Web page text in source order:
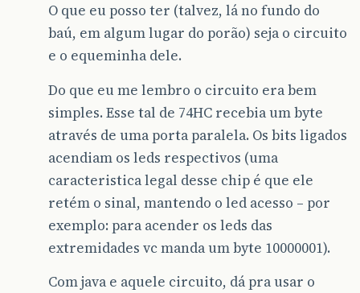
O que eu posso ter (talvez, lá no fundo do
baú, em algum lugar do porão) seja o circuito
e o equeminha dele.
Do que eu me lembro o circuito era bem
simples. Esse tal de 74HC recebia um byte
através de uma porta paralela. Os bits ligados
acendiam os leds respectivos (uma
caracteristica legal desse chip é que ele
retém o sinal, mantendo o led acesso – por
exemplo: para acender os leds das
extremidades vc manda um byte 10000001).
Com java e aquele circuito, dá pra usar o